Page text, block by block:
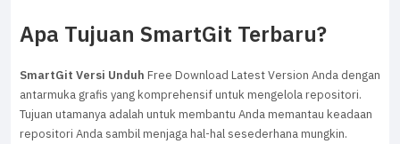
Apa Tujuan SmartGit Terbaru?
SmartGit Versi Unduh Free Download Latest Version Anda dengan
antarmuka grafis yang komprehensif untuk mengelola repositori.
Tujuan utamanya adalah untuk membantu Anda memantau keadaan
repositori Anda sambil menjaga hal-hal sesederhana mungkin.